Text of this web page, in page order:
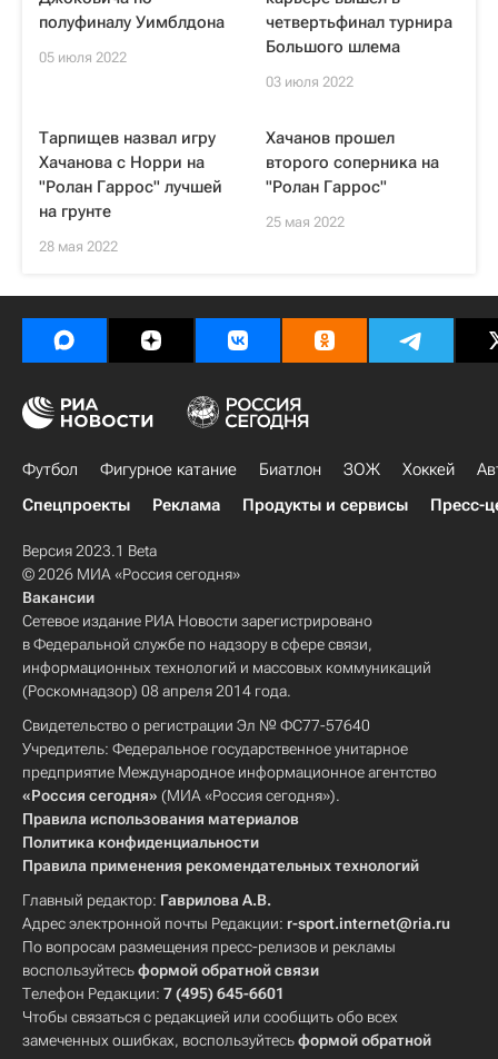
полуфиналу Уимблдона
05 июля 2022
четвертьфинал турнира
Большого шлема
03 июля 2022
Тарпищев назвал игру
Хачанова с Норри на
"Ролан Гаррос" лучшей
на грунте
28 мая 2022
Хачанов прошел
второго соперника на
"Ролан Гаррос"
25 мая 2022
Футбол Фигурное катание Биатлон ЗОЖ Хоккей
Спецпроекты
Реклама Продукты и сервисы Пресс-
Версия 2023.1 Beta
© 2026 МИА «Россия сегодня»
Вакансии
Сетевое издание РИА Новости зарегистрировано
в Федеральной службе по надзору в сфере связи,
информационных технологий и массовых коммуникаций
(Роскомнадзор) 08 апреля 2014 года.
Свидетельство о регистрации Эл № ФС77-57640
Учредитель: Федеральное государственное унитарное
предприятие Международное информационное агентство
«Россия сегодня» (МИА «Россия сегодня»).
Правила использования материалов
Политика конфиденциальности
Правила применения рекомендательных технологий
Главный редактор: Гаврилова А.В.
Адрес электронной почты Редакции: r-sport.internet@ria.ru
По вопросам размещения пресс-релизов и рекламы
воспользуйтесьформой обратной связи
Телефон Редакции: 7 (495) 645-6601
Чтобы связаться с редакцией или сообщить обо всех
замеченных ошибках, воспользуйтесьформой обратной